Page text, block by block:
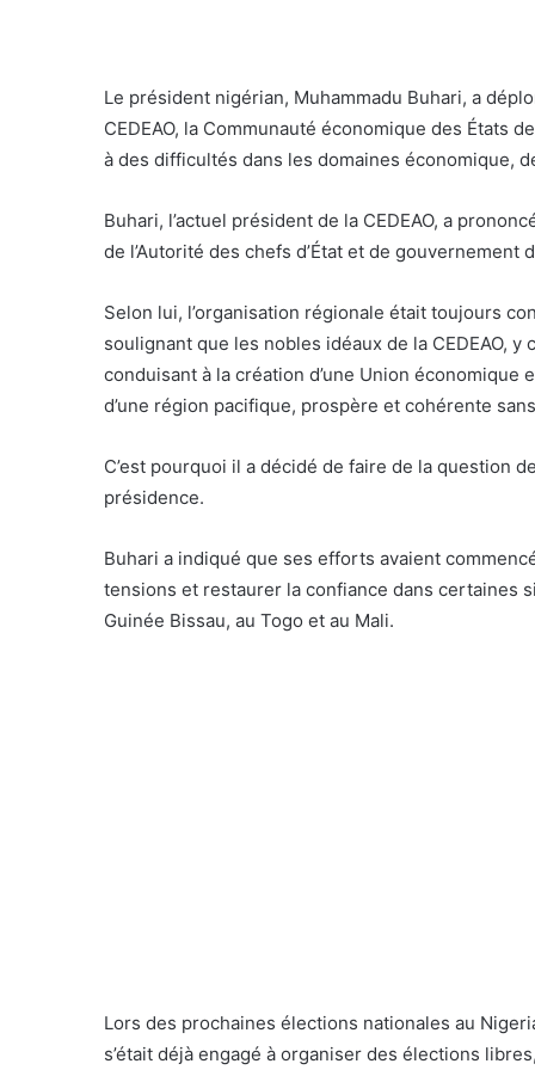
Le président nigérian, Muhammadu Buhari, a
CEDEAO, la Communauté économique des États
à des difficultés dans les domaines économique,
Buhari, l’actuel président de la CEDEAO, a
de l’Autorité des chefs d’État et de gouvernement
Selon lui, l’organisation régionale était toujours
soulignant que les nobles idéaux de la CEDEAO,
conduisant à la création d’une Union économique
d’une région pacifique, prospère et cohérente
C’est pourquoi il a décidé de faire de la question
présidence.
Buhari a indiqué que ses efforts avaient
tensions et restaurer la confiance dans certaines
Guinée Bissau, au Togo et au Mali.
Lors des prochaines élections nationales au
s’était déjà engagé à organiser des élections